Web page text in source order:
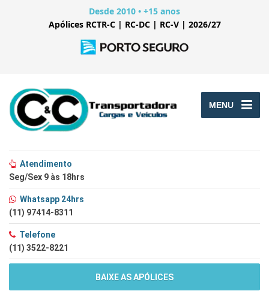
Desde 2010 • +15 anos
Apólices RCTR-C | RC-DC | RC-V | 2026/27
MENU
Atendimento
Seg/Sex 9 às 18hrs
Whatsapp 24hrs
(11) 97414-8311
Telefone
(11) 3522-8221
BAIXE AS APÓLICES